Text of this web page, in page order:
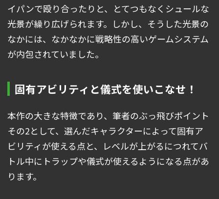
イパンで殴り合ったりと、とてつもなくシュールな
光景が繰り広げられます。しかし、そうした光景の
なかには、なかなかに戦略性の高いゲームシステム
が内包されていました。
固有アビリティと儀式を使いこなせ！
本作の大きな特徴であり、筆者のぶっ飛びポイント
その2として、選んだキャラクターによって固有ア
ビリティが使える点と、レベルが上がるにつれてバ
トル中にトラップや儀式が使えるようになる点があ
ります。